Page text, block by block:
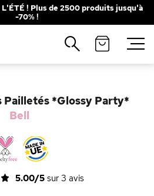
L'ÉTÉ ! Plus de 2500 produits jusqu'à
-70% !
Pailletés *Glossy Party*
Bell
5.00/5 sur 3 avis
Fermer
populaires
Brumes